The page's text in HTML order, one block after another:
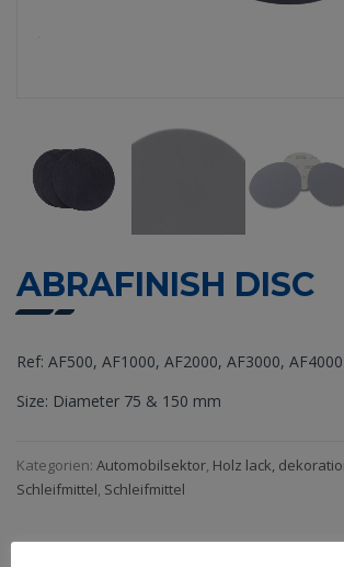
ABRAFINISH DISC
Ref: AF500, AF1000, AF2000, AF3000, AF4000
Size: Diameter 75 & 150 mm
Kategorien: Automobilsektor, Holz lack,
Schleifmittel, Schleifmittel